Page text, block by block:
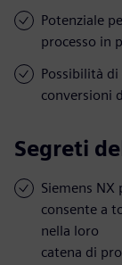
Potenziale
processo in
Possibilità
conversioni
Segreti
Siemens
consente a
nella loro
catena di